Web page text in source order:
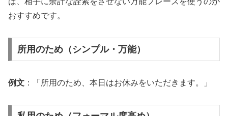
おすすめです。
所用のため（シンプル・万能）
例文 ：「所用のため、本日はお休みをいただきます。」